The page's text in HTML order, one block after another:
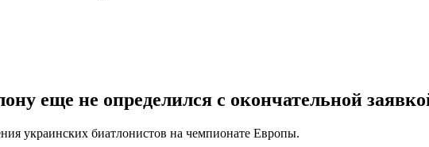
еще не определился с окончательной
украинских биатлонистов на чемпионате Европы.